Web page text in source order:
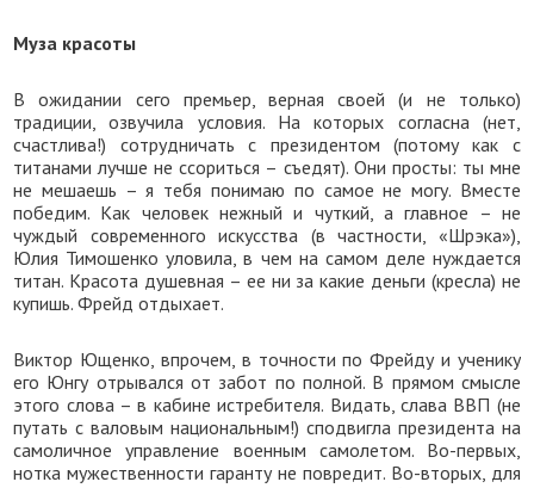
Муза красоты
В ожидании сего премьер, верная своей (и не только)
традиции, озвучила условия. На которых согласна (нет,
счастлива!) сотрудничать с президентом (потому как с
титанами лучше не ссориться – съедят). Они просты: ты мне
не мешаешь – я тебя понимаю по самое не могу. Вместе
победим. Как человек нежный и чуткий, а главное – не
чуждый современного искусства (в частности, «Шрэка»),
Юлия Тимошенко уловила, в чем на самом деле нуждается
титан. Красота душевная – ее ни за какие деньги (кресла) не
купишь. Фрейд отдыхает.
Виктор Ющенко, впрочем, в точности по Фрейду и ученику
его Юнгу отрывался от забот по полной. В прямом смысле
этого слова – в кабине истребителя. Видать, слава ВВП (не
путать с валовым национальным!) сподвигла президента на
самоличное управление военным самолетом. Во-первых,
нотка мужественности гаранту не повредит. Во-вторых, для